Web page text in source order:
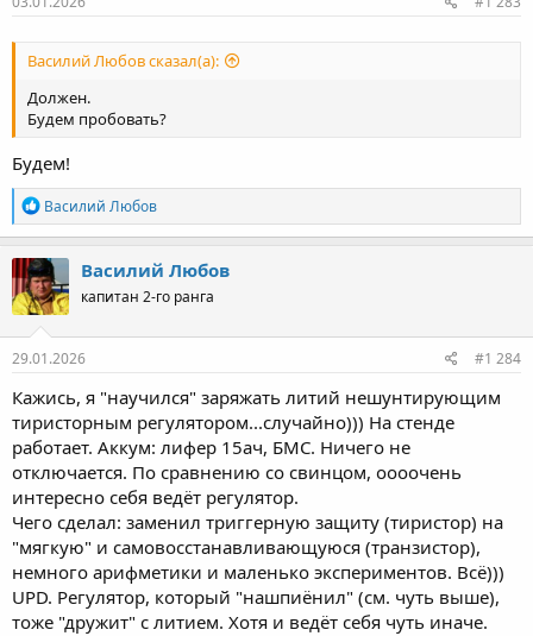
Василий Любов сказал(а):
Должен.
Будем пробовать?
Будем!
Р
е
а
к
ц
и
и
:
Василий Любов
Василий Любов
капитан 2-го ранга
29.01.2026 #1 284
Кажись, я "научился" заряжать литий нешунтирующим
тиристорным регулятором...случайно))) На стенде
работает. Аккум: лифер 15ач, БМС. Ничего не
отключается. По сравнению со свинцом, оооочень
интересно себя ведёт регулятор.
Чего сделал: заменил триггерную защиту (тиристор) на
"мягкую" и самовосстанавливающуюся (транзистор),
немного арифметики и маленько экспериментов. Всё)))
UPD. Регулятор, который "нашпиёнил" (см. чуть выше),
тоже "дружит" с литием. Хотя и ведёт себя чуть иначе.